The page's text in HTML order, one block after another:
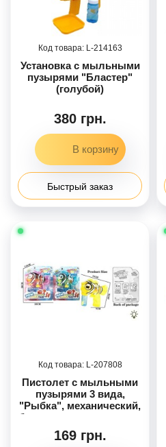
214163
Установка с мыльными
пузырями "Бластер"
(голубой)
380 грн.
Быстрый заказ
207808
Пистолет с мыльными
пузырями 3 вида,
"Рыбка", механический,
бутылочка с раствором,
подсветка, на листе,
микс видов
169 грн.